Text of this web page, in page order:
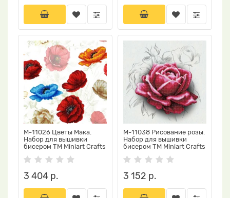
М-11026 Цветы Мака.
Набор для вышивки
бисером ТМ Miniart Crafts
3 404 р.
М-11038 Рисование розы.
Набор для вышивки
бисером ТМ Miniart Crafts
3 152 р.